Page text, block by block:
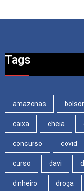
Tags
amazonas
caixa cheia
concurso covid
curso davi
dinheiro droga